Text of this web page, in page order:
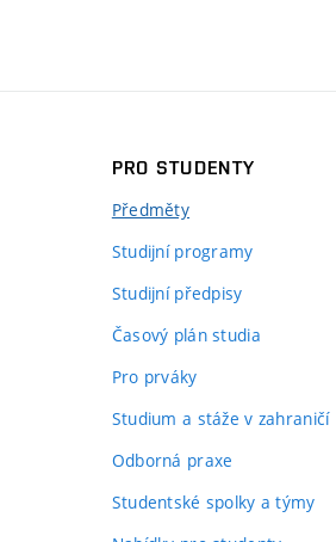
PRO STUDENTY
Předměty
Studijní programy
Studijní předpisy
Časový plán studia
Pro prváky
Studium a stáže v zahraničí
Odborná praxe
Studentské spolky a týmy